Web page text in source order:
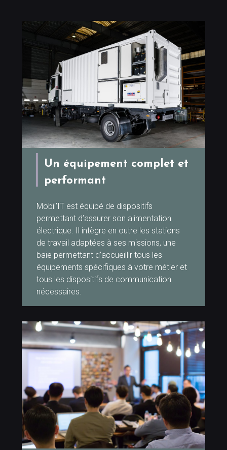
Un équipement complet et
performant
Mobil’IT est équipé de dispositifs
permettant d’assurer son alimentation
électrique. Il intègre en outre les stations
de travail adaptées à ses missions, une
baie permettant d’accueillir tous les
équipements spécifiques à votre métier et
tous les dispositifs de communication
nécessaires.